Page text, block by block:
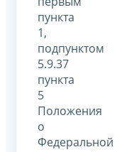
пункта
1,
подпунктом
5.9.37
пункта
5
Положения
о
Федеральной